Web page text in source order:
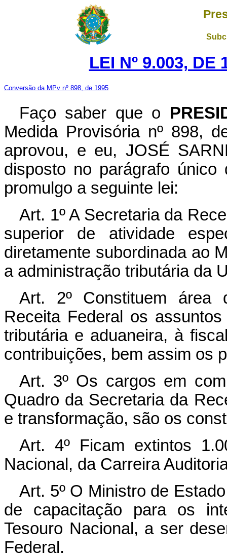
LEI Nº 9.003, DE
Conversão da MPv nº 898, de 1995
Faço saber que o
Medida Provisória nº 898,
aprovou, e eu, JOSÉ
disposto no parágrafo
promulgo a seguinte lei:
Art. 1º A Secretaria da
superior de atividade
diretamente subordinada ao
a administração tributária da
Art. 2º Constituem área
Receita Federal os
tributária e aduaneira, à
contribuições, bem assim os
Art. 3º Os cargos em
Quadro da Secretaria da
e transformação, são os
Art. 4º Ficam extintos
Nacional, da Carreira
Art. 5º O Ministro de
de capacitação para os
Tesouro Nacional, a ser
Federal.